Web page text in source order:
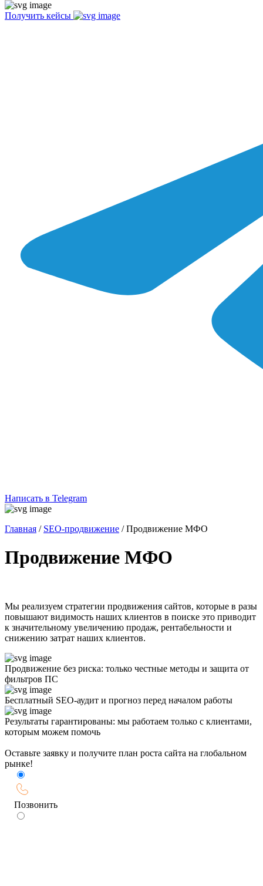
Получить кейсы
Написать в Telegram
Главная / SEO-продвижение /Продвижение МФО
Продвижение МФО
Мы реализуем стратегии продвижения сайтов, которые в разы
повышают видимость наших клиентов в поиске это приводит
к значительному увеличению продаж, рентабельности и
снижению затрат наших клиентов.
Продвижение без риска: только честные методы и защита от
фильтров ПС
Бесплатный SEO-аудит и прогноз перед началом работы
Результаты гарантированы: мы работаем только с клиентами,
которым можем помочь
Оставьте заявку и получите план роста сайта на глобальном
рынке!
Позвонить